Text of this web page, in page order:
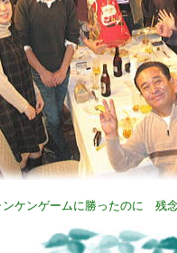
ンケンゲームに勝ったのに 残